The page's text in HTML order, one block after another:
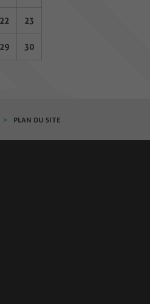
22 23
29 30
PLAN DU SITE